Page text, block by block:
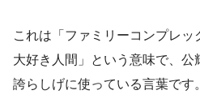
これは「ファミリーコンプレ
大好き人間」という意味で、公
誇らしげに使っている言葉です。